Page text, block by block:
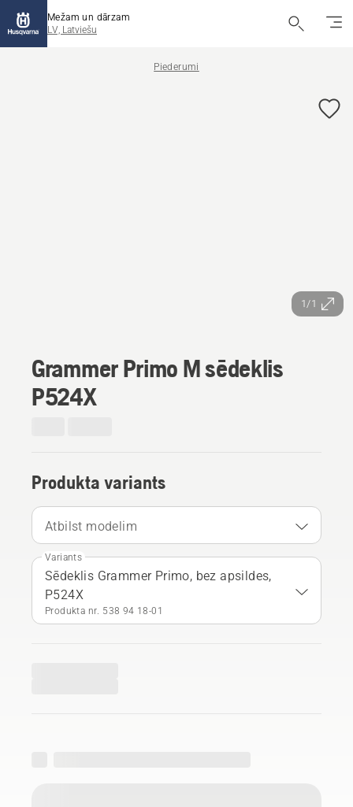
Mežam un dārzam
LV, Latviešu
Piederumi
1/1
Grammer Primo M sēdeklis
P524X
Produkta variants
Atbilst modelim
Variants
Sēdeklis Grammer Primo, bez apsildes,
P524X
Produkta nr. 538 94 18‑01